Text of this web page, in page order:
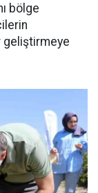
bölge
geliştirmeye